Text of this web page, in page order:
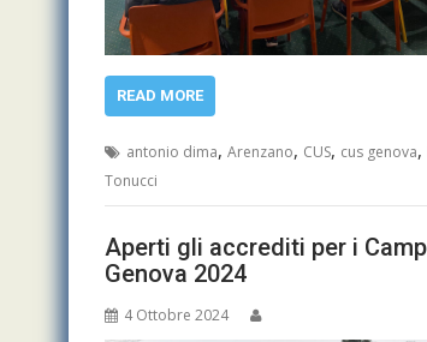
READ MORE
antonio dima, Arenzano, CUS, cus genova,
Tonucci
Aperti gli accrediti per i
Genova 2024
4 Ottobre 2024